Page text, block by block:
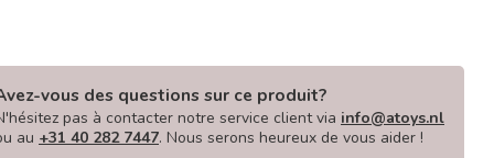
vous des questions sur ce produit?
pas à contacter notre service client via info@atoys.nl
au +31 40 282 7447. Nous serons heureux de vous aider !